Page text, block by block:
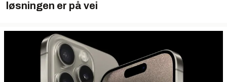
løsningen er på vei